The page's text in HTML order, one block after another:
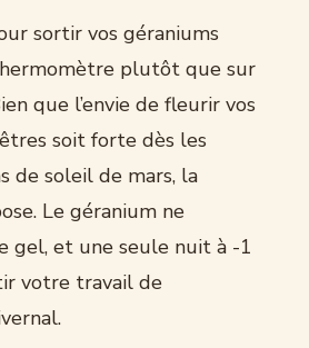
sortir vos géraniums
plutôt que sur
que l’envie de fleurir vos
soit forte dès les
de soleil de mars, la
Le géranium ne
gel, et une seule nuit à -1
votre travail de